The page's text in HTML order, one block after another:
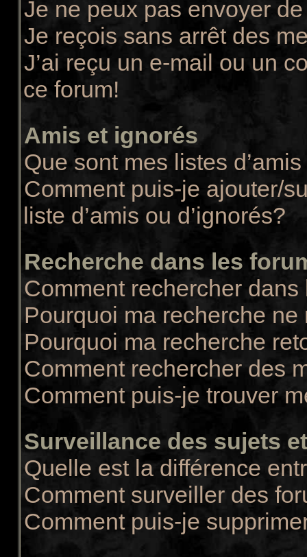
Je ne peux pas envoyer
Je reçois sans arrêt des
J’ai reçu un e-mail ou un
ce forum!
Amis et ignorés
Que sont mes listes
Comment puis-je ajouter/
liste d’amis ou d’ignorés?
Recherche dans les
Comment rechercher dans
Pourquoi ma recherche
Pourquoi ma recherche
Comment rechercher des
Comment puis-je trouver
Surveillance des sujets
Quelle est la différence
Comment surveiller des
Comment puis-je